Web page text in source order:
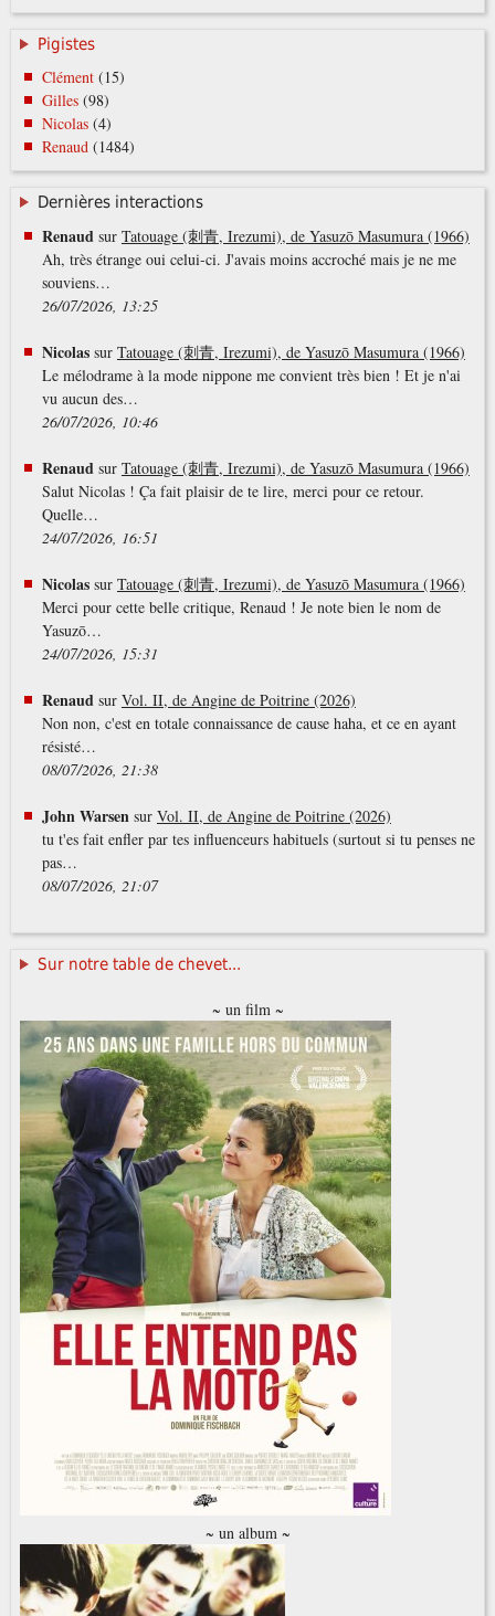
Pigistes
Clément(15)
Gilles(98)
Nicolas(4)
Renaud(1484)
Dernières interactions
Renaud sur Tatouage (刺青, Irezumi), de Yasuzō Masumura (1966)
Ah, très étrange oui celui-ci. J'avais moins accroché mais je ne me
souviens…
26/07/2026, 13:25
Nicolassur Tatouage (刺青, Irezumi), de Yasuzō Masumura (1966)
Le mélodrame à la mode nippone me convient très bien ! Et je n'ai
vu aucun des…
26/07/2026, 10:46
Renaud sur Tatouage (刺青, Irezumi), de Yasuzō Masumura (1966)
Salut Nicolas ! Ça fait plaisir de te lire, merci pour ce retour.
Quelle…
24/07/2026, 16:51
Nicolassur Tatouage (刺青, Irezumi), de Yasuzō Masumura (1966)
Merci pour cette belle critique, Renaud ! Je note bien le nom de
Yasuzō…
24/07/2026, 15:31
Renaud sur Vol. II, de Angine de Poitrine (2026)
Non non, c'est en totale connaissance de cause haha, et ce en ayant
résisté…
08/07/2026, 21:38
John Warsen sur Vol. II, de Angine de Poitrine (2026)
tu t'es fait enfler par tes influenceurs habituels (surtout si tu penses ne
pas…
08/07/2026, 21:07
Sur notre table de chevet...
~ un film ~
~ un album ~